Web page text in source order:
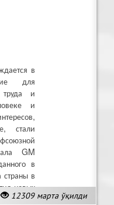
12309 марта ўқилди
в
для
труда и
и
стали
GM
в
страны в
новых